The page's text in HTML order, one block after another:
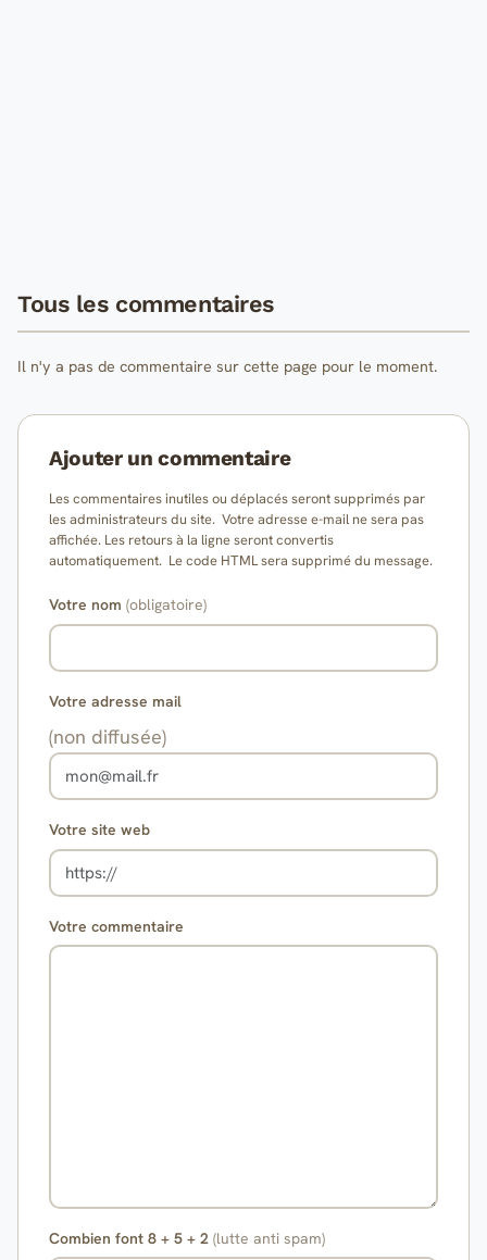
Tous les commentaires
Il n'y a pas de commentaire sur cette page pour le moment.
Ajouter un commentaire
Les commentaires inutiles ou déplacés seront supprimés par
les administrateurs du site. Votre adresse e-mail ne sera pas
affichée. Les retours à la ligne seront convertis
automatiquement. Le code HTML sera supprimé du message.
Votre nom (obligatoire)
Votre adresse mail
(non diffusée)
Votre site web
Votre commentaire
Combien font 8 + 5 + 2 (lutte anti spam)